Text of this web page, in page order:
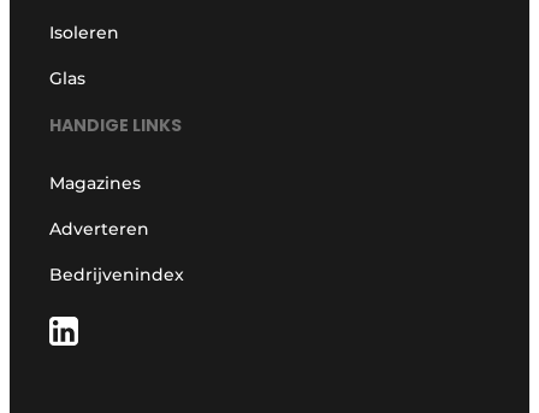
Isoleren
Glas
HANDIGE LINKS
Magazines
Adverteren
Bedrijvenindex